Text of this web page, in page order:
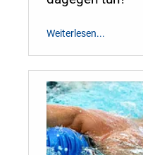
Weiterlesen...